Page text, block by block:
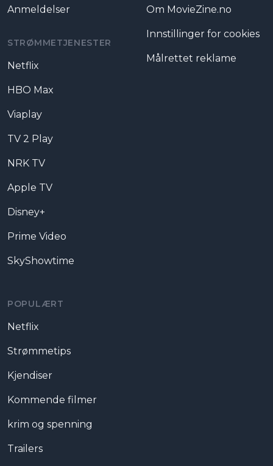
Anmeldelser
STRØMMETJENESTER
Netflix
HBO Max
Viaplay
TV 2 Play
NRK TV
Apple TV
Disney+
Prime Video
SkyShowtime
POPULÆRT
Netflix
Strømmetips
Kjendiser
Kommende filmer
krim og spenning
Trailers
Om MovieZine.no
Innstillinger for cookies
Målrettet reklame